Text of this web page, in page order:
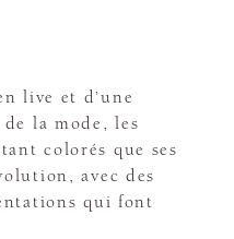
live et d’une
la mode, les
colorés que ses
avec des
qui font